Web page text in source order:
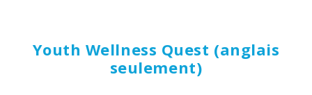
Youth Wellness Quest (anglais
seulement)